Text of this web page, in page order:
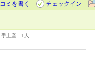
ミを書く
チェックイン
手土産… 1人